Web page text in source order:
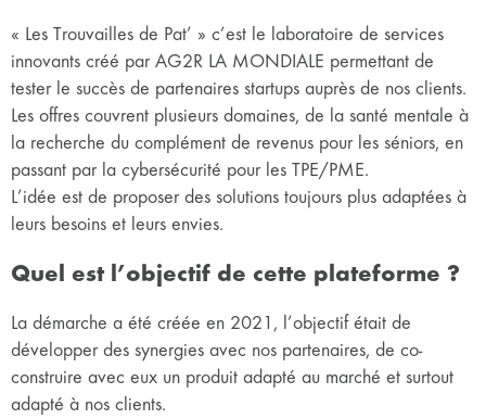
« Les Trouvailles de Pat’ » c’est le laboratoire de services
innovants créé par AG2R LA MONDIALE permettant de
tester le succès de partenaires startups auprès de nos clients.
Les offres couvrent plusieurs domaines, de la santé mentale à
la recherche du complément de revenus pour les séniors, en
passant par la cybersécurité pour les TPE/PME.
L’idée est de proposer des solutions toujours plus adaptées à
leurs besoins et leurs envies.
Quel est l’objectif de cette plateforme ?
La démarche a été créée en 2021, l’objectif était de
développer des synergies avec nos partenaires, de co-
construire avec eux un produit adapté au marché et surtout
adapté à nos clients.